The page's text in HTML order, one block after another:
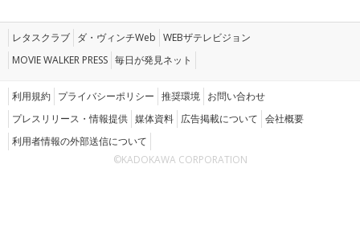
レタスクラブ ダ・ヴィンチWeb WEBザテレビジョン
MOVIE WALKER PRESS 毎日が発見ネット
利用規約 プライバシーポリシー 推奨環境 お問い合わせ
プレスリリース・情報提供 媒体資料 広告掲載について 会社概要
利用者情報の外部送信について
©KADOKAWA CORPORATION